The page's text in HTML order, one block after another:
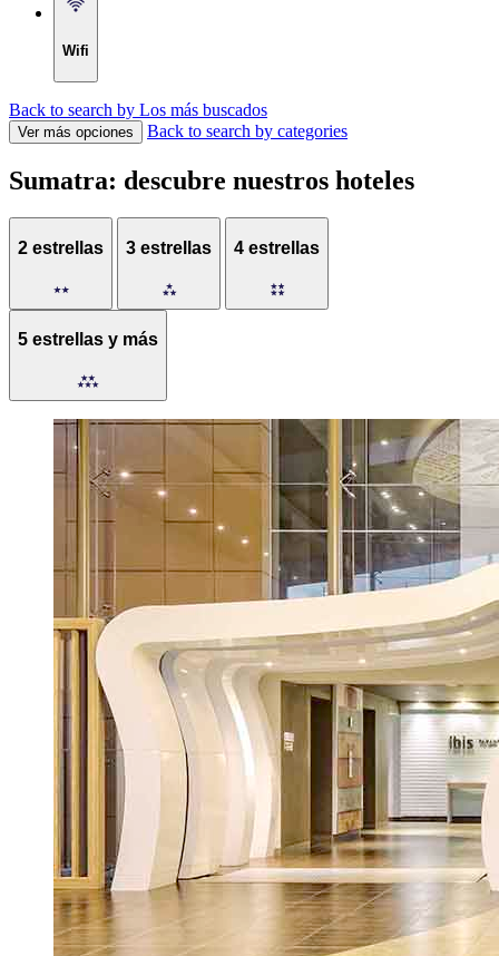
Wifi
Back to search by Los más buscados
Ver más opciones Back to search by categories
Sumatra: descubre nuestros hoteles
2 estrellas 3 estrellas 4 estrellas
5 estrellas y más